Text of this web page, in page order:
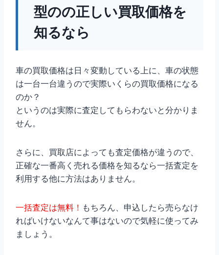
型のの正しい買取価格を
知るなら
車の買取価格は日々変動している上に、車の状態
は一台一台違うので実際いくらの買取価格になる
のか？
というのは実際に査定してもらわないと分かりま
せん。
さらに、買取店によっても査定価格が違うので、
正確な一番高く売れる価格を知るなら一括査定を
利用する他に方法はありません。
一括査定は無料！ もちろん、申込したら売らなけ
ればいけないなんて事はないので気軽に使ってみ
ましょう。